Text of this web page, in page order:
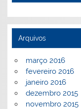
Arquivos
março 2016
fevereiro 2016
janeiro 2016
dezembro 2015
novembro 2015